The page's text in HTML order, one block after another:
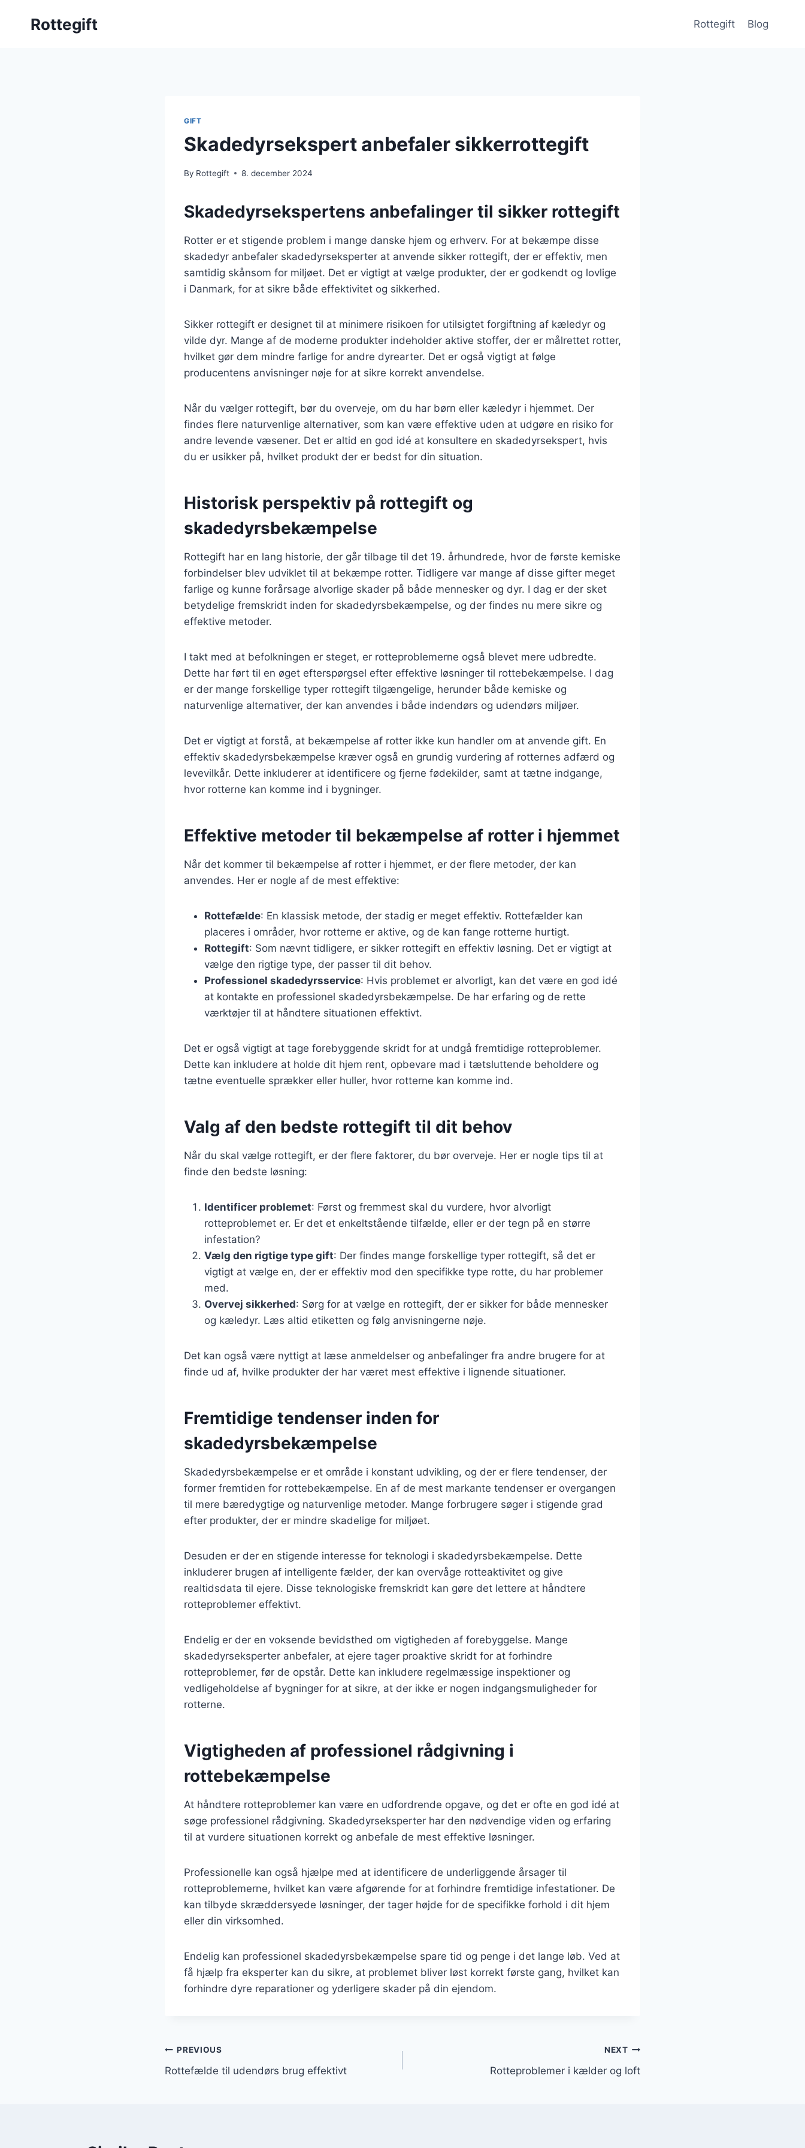
Rottegift Rottegift Blog
GIFT
Skadedyrsekspert anbefaler sikkerrottegift
By Rottegift 8. december 2024
Skadedyrsekspertens anbefalinger til sikker rottegift
Rotter er et stigende problem i mange danske hjem og erhverv. For at bekæmpe disse
skadedyr anbefaler skadedyrseksperter at anvende sikker rottegift, der er effektiv, men
samtidig skånsom for miljøet. Det er vigtigt at vælge produkter, der er godkendt og lovlige
i Danmark, for at sikre både effektivitet og sikkerhed.
Sikker rottegift er designet til at minimere risikoen for utilsigtet forgiftning af kæledyr og
vilde dyr. Mange af de moderne produkter indeholder aktive stoffer, der er målrettet rotter,
hvilket gør dem mindre farlige for andre dyrearter. Det er også vigtigt at følge
producentens anvisninger nøje for at sikre korrekt anvendelse.
Når du vælger rottegift, bør du overveje, om du har børn eller kæledyr i hjemmet. Der
findes flere naturvenlige alternativer, som kan være effektive uden at udgøre en risiko for
andre levende væsener. Det er altid en god idé at konsultere en skadedyrsekspert, hvis
du er usikker på, hvilket produkt der er bedst for din situation.
Historisk perspektiv på rottegift og
skadedyrsbekæmpelse
Rottegift har en lang historie, der går tilbage til det 19. århundrede, hvor de første kemiske
forbindelser blev udviklet til at bekæmpe rotter. Tidligere var mange af disse gifter meget
farlige og kunne forårsage alvorlige skader på både mennesker og dyr. I dag er der sket
betydelige fremskridt inden for skadedyrsbekæmpelse, og der findes nu mere sikre og
effektive metoder.
I takt med at befolkningen er steget, er rotteproblemerne også blevet mere udbredte.
Dette har ført til en øget efterspørgsel efter effektive løsninger til rottebekæmpelse. I dag
er der mange forskellige typer rottegift tilgængelige, herunder både kemiske og
naturvenlige alternativer, der kan anvendes i både indendørs og udendørs miljøer.
Det er vigtigt at forstå, at bekæmpelse af rotter ikke kun handler om at anvende gift. En
effektiv skadedyrsbekæmpelse kræver også en grundig vurdering af rotternes adfærd og
levevilkår. Dette inkluderer at identificere og fjerne fødekilder, samt at tætne indgange,
hvor rotterne kan komme ind i bygninger.
Effektive metoder til bekæmpelse af rotter i hjemmet
Når det kommer til bekæmpelse af rotter i hjemmet, er der flere metoder, der kan
anvendes. Her er nogle af de mest effektive:
Rottefælde: En klassisk metode, der stadig er meget effektiv. Rottefælder kan
placeres i områder, hvor rotterne er aktive, og de kan fange rotterne hurtigt.
Rottegift: Som nævnt tidligere, er sikker rottegift en effektiv løsning. Det er vigtigt at
vælge den rigtige type, der passer til dit behov.
Professionel skadedyrsservice: Hvis problemet er alvorligt, kan det være en god idé
at kontakte en professionel skadedyrsbekæmpelse. De har erfaring og de rette
værktøjer til at håndtere situationen effektivt.
Det er også vigtigt at tage forebyggende skridt for at undgå fremtidige rotteproblemer.
Dette kan inkludere at holde dit hjem rent, opbevare mad i tætsluttende beholdere og
tætne eventuelle sprækker eller huller, hvor rotterne kan komme ind.
Valg af den bedste rottegift til dit behov
Når du skal vælge rottegift, er der flere faktorer, du bør overveje. Her er nogle tips til at
finde den bedste løsning:
Identificer problemet: Først og fremmest skal du vurdere, hvor alvorligt
rotteproblemet er. Er det et enkeltstående tilfælde, eller er der tegn på en større
infestation?
Vælg den rigtige type gift: Der findes mange forskellige typer rottegift, så det er
vigtigt at vælge en, der er effektiv mod den specifikke type rotte, du har problemer
med.
Overvej sikkerhed: Sørg for at vælge en rottegift, der er sikker for både mennesker
og kæledyr. Læs altid etiketten og følg anvisningerne nøje.
Det kan også være nyttigt at læse anmeldelser og anbefalinger fra andre brugere for at
finde ud af, hvilke produkter der har været mest effektive i lignende situationer.
Fremtidige tendenser inden for
skadedyrsbekæmpelse
Skadedyrsbekæmpelse er et område i konstant udvikling, og der er flere tendenser, der
former fremtiden for rottebekæmpelse. En af de mest markante tendenser er overgangen
til mere bæredygtige og naturvenlige metoder. Mange forbrugere søger i stigende grad
efter produkter, der er mindre skadelige for miljøet.
Desuden er der en stigende interesse for teknologi i skadedyrsbekæmpelse. Dette
inkluderer brugen af intelligente fælder, der kan overvåge rotteaktivitet og give
realtidsdata til ejere. Disse teknologiske fremskridt kan gøre det lettere at håndtere
rotteproblemer effektivt.
Endelig er der en voksende bevidsthed om vigtigheden af forebyggelse. Mange
skadedyrseksperter anbefaler, at ejere tager proaktive skridt for at forhindre
rotteproblemer, før de opstår. Dette kan inkludere regelmæssige inspektioner og
vedligeholdelse af bygninger for at sikre, at der ikke er nogen indgangsmuligheder for
rotterne.
Vigtigheden af professionel rådgivning i
rottebekæmpelse
At håndtere rotteproblemer kan være en udfordrende opgave, og det er ofte en god idé at
søge professionel rådgivning. Skadedyrseksperter har den nødvendige viden og erfaring
til at vurdere situationen korrekt og anbefale de mest effektive løsninger.
Professionelle kan også hjælpe med at identificere de underliggende årsager til
rotteproblemerne, hvilket kan være afgørende for at forhindre fremtidige infestationer. De
kan tilbyde skræddersyede løsninger, der tager højde for de specifikke forhold i dit hjem
eller din virksomhed.
Endelig kan professionel skadedyrsbekæmpelse spare tid og penge i det lange løb. Ved at
få hjælp fra eksperter kan du sikre, at problemet bliver løst korrekt første gang, hvilket kan
forhindre dyre reparationer og yderligere skader på din ejendom.
Indlægsnavigation
PREVIOUS
Rottefælde til udendørs brug effektivt
NEXT
Rotteproblemer i kælder og loft